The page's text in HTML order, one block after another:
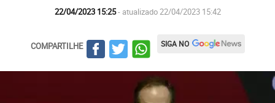
22/04/2023 15:25- atualizado 22/04/2023 15:42
COMPARTILHE SIGA NO